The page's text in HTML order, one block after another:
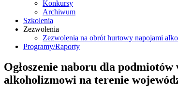
Konkursy
Archiwum
Szkolenia
Zezwolenia
Zezwolenia na obrót hurtowy napojami
Programy/Raporty
Ogłoszenie naboru dla
alkoholizmowi na terenie